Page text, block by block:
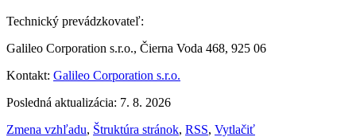
Technický prevádzkovateľ:
Galileo Corporation s.r.o., Čierna Voda 468, 925 06
Kontakt: Galileo Corporation s.r.o.
Posledná aktualizácia: 7. 8. 2026
Zmena vzhľadu, Štruktúra stránok, RSS, Vytlačiť